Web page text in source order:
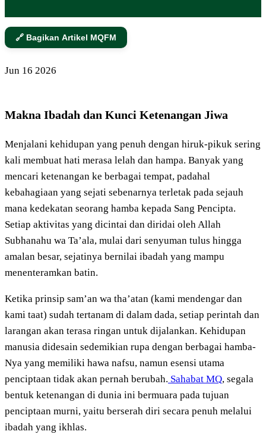
🔗 Bagikan Artikel MQFM
Jun 16 2026
Makna Ibadah dan Kunci Ketenangan Jiwa
Menjalani kehidupan yang penuh dengan hiruk-pikuk sering
kali membuat hati merasa lelah dan hampa. Banyak yang
mencari ketenangan ke berbagai tempat, padahal
kebahagiaan yang sejati sebenarnya terletak pada sejauh
mana kedekatan seorang hamba kepada Sang Pencipta.
Setiap aktivitas yang dicintai dan diridai oleh Allah
Subhanahu wa Ta’ala, mulai dari senyuman tulus hingga
amalan besar, sejatinya bernilai ibadah yang mampu
menenteramkan batin.
Ketika prinsip sam’an wa tha’atan (kami mendengar dan
kami taat) sudah tertanam di dalam dada, setiap perintah dan
larangan akan terasa ringan untuk dijalankan. Kehidupan
manusia didesain sedemikian rupa dengan berbagai hamba-
Nya yang memiliki hawa nafsu, namun esensi utama
penciptaan tidak akan pernah berubah. Sahabat MQ, segala
bentuk ketenangan di dunia ini bermuara pada tujuan
penciptaan murni, yaitu berserah diri secara penuh melalui
ibadah yang ikhlas.